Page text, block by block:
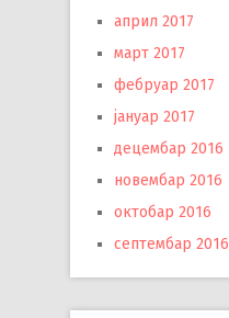
април 2017
март 2017
фебруар 2017
јануар 2017
децембар 2016
новембар 2016
октобар 2016
септембар 2016